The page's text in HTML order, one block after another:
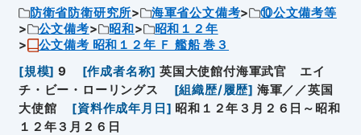
防衛省防衛研究所 海軍省公文備考
⑩公文備考等
公文備考
昭和
昭和１２年
公文備考 昭和１２年 Ｆ 艦船 巻３
[規模] 9 [作成者名称] 英国大使館付海軍武官 エイ
チ・ビー・ローリングス
[組織歴/履歴] 海軍／／英国
大使館
[資料作成年月日 ] 昭和１２年３月２６日～昭和
１２年３月２６日